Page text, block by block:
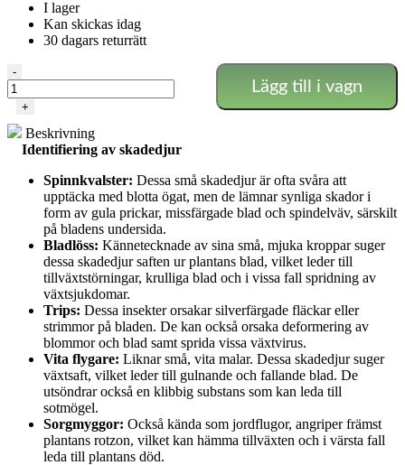
I lager
Kan skickas idag
30 dagars returrätt
Spinnkvalsterkontroll
750
ml
färdig
mängd
-
+
Lägg till i vagn
Beskrivning
Identifiering av skadedjur
Spinnkvalster: Dessa små skadedjur är ofta svåra att
upptäcka med blotta ögat, men de lämnar synliga skador i
form av gula prickar, missfärgade blad och spindelväv, särskilt
på bladens undersida.
Bladlöss: Kännetecknade av sina små, mjuka kroppar suger
dessa skadedjur saften ur plantans blad, vilket leder till
tillväxtstörningar, krulliga blad och i vissa fall spridning av
växtsjukdomar.
Trips: Dessa insekter orsakar silverfärgade fläckar eller
strimmor på bladen. De kan också orsaka deformering av
blommor och blad samt sprida vissa växtvirus.
Vita flygare: Liknar små, vita malar. Dessa skadedjur suger
växtsaft, vilket leder till gulnande och fallande blad. De
utsöndrar också en klibbig substans som kan leda till
sotmögel.
Sorgmyggor: Också kända som jordflugor, angriper främst
plantans rotzon, vilket kan hämma tillväxten och i värsta fall
leda till plantans död.